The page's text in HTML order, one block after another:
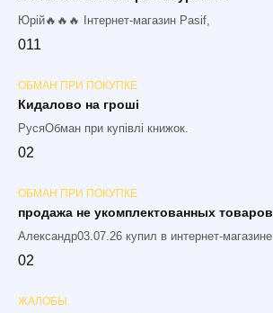
Юрій🔥🔥🔥 Інтернет-магазин Pasif,
011
ОБМАН ПРИ ПОКУПКЕ
Кидалово на гроші
РусяОбман при купівлі книжок.
02
ОБМАН ПРИ ПОКУПКЕ
продажа не укомплектованных товаров
Александр03.07.26 купил в интернет-магазине
02
ЖАЛОБЫ